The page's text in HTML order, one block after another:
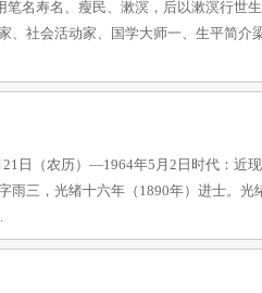
笔名寿名、瘦民、漱溟，后以漱溟行世
、社会活动家、国学大师一、生平简
日（农历）—1964年5月2日时代：近
雨三，光绪十六年（1890年）进士。